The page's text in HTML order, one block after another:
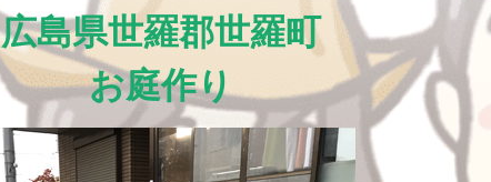
広島県世羅郡世羅町
お庭作り